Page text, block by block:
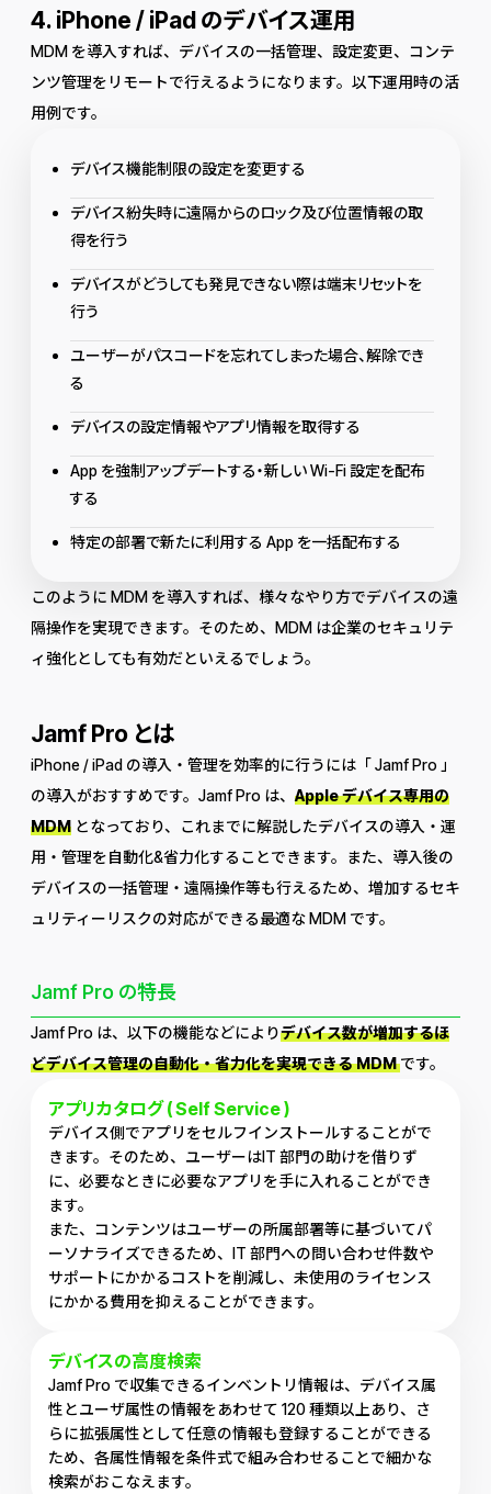
4. iPhone / iPad のデバイス運用
MDM を導入すれば、デバイスの一括管理、設定変更、コンテ
ンツ管理をリモートで行えるようになります。以下運用時の活
用例です。
デバイス機能制限の設定を変更する
デバイス紛失時に遠隔からのロック及び位置情報の取
得を行う
デバイスがどうしても発見できない際は端末リセットを
行う
ユーザーがパスコードを忘れてしまった場合、解除でき
る
デバイスの設定情報やアプリ情報を取得する
App を強制アップデートする・新しい Wi-Fi 設定を配布
する
特定の部署で新たに利用する App を一括配布する
このように MDM を導入すれば、様々なやり方でデバイスの遠
隔操作を実現できます。そのため、MDM は企業のセキュリテ
ィ強化としても有効だといえるでしょう。
Jamf Pro とは
iPhone / iPad の導入・管理を効率的に行うには「 Jamf Pro 」
の導入がおすすめです。Jamf Pro は、 Apple デバイス専用の
MDM となっており、これまでに解説したデバイスの導入・運
用・管理を自動化&省力化することできます。また、導入後の
デバイスの一括管理・遠隔操作等も行えるため、増加するセキ
ュリティーリスクの対応ができる最適な MDM です。
Jamf Pro の特長
Jamf Pro は、以下の機能などによりデバイス数が増加するほ
どデバイス管理の自動化・省力化を実現できる MDMです。
アプリカタログ ( Self Service )
デバイス側でアプリをセルフインストールすることがで
きます。そのため、ユーザーはIT 部門の助けを借りず
に、必要なときに必要なアプリを手に入れることができ
ます。
また、コンテンツはユーザーの所属部署等に基づいてパ
ーソナライズできるため、IT 部門への問い合わせ件数や
サポートにかかるコストを削減し、未使用のライセンス
にかかる費用を抑えることができます。
デバイスの高度検索
Jamf Pro で収集できるインベントリ情報は、デバイス属
性とユーザ属性の情報をあわせて 120 種類以上あり、さ
らに拡張属性として任意の情報も登録することができる
ため、各属性情報を条件式で組み合わせることで細かな
検索がおこなえます。